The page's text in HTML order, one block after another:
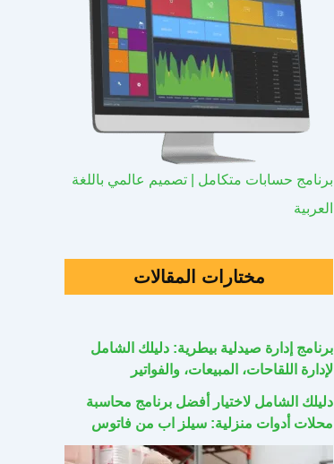
برنامج حسابات متكامل | تصميم عالمي باللغة
العربية
مختارات المقالات
برنامج إدارة صيدلية بيطرية: دليلك الشامل
لإدارة اللقاحات، المبيعات، والفواتير
دليلك الشامل لاختيار أفضل برنامج محاسبة
محلات أدوات منزلية: سيلز اب من فاتوس